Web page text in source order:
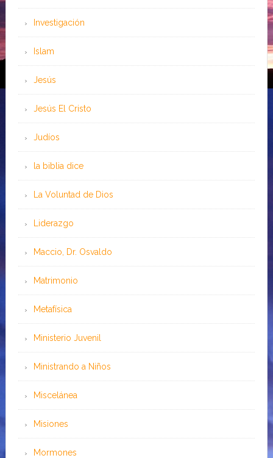
Investigación
Islam
Jesús
Jesús El Cristo
Judíos
la biblia dice
La Voluntad de Dios
Liderazgo
Maccio, Dr. Osvaldo
Matrimonio
Metafísica
Ministerio Juvenil
Ministrando a Niños
Miscelánea
Misiones
Mormones